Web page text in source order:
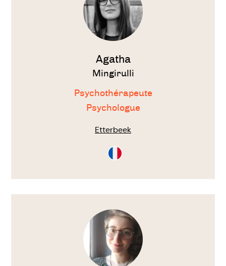
Agatha
Mingirulli
Psychothérapeute
Psychologue
Etterbeek
Consultation
en
Voir